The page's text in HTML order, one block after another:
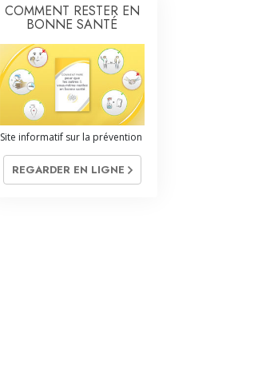
COMMENT RESTER EN
BONNE SANTÉ
Site informatif sur la prévention
REGARDER EN LIGNE